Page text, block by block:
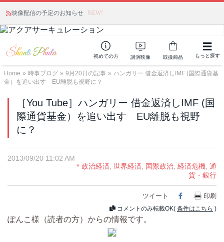
映像配信の予定のお知らせ NEW!
かつて愛されていた人気商品が復活！夏場に活躍するジェルクリーム「アク
アサーキュレーション」💖🏖️ 8月末までの購入でポイント還元も✨
初めての方 講演映像 取扱商品 もっと探す
Home » 時事ブログ » 9月20日の記事 » ハンガリー 借金返済しIMF (国際通貨基
金）を追い出す EU離脱も視野に？
［You Tube］ハンガリー 借金返済しIMF (国
際通貨基金）を追い出す EU離脱も視野
に？
2013/09/20 11:02 AM
＊政治経済 世界経済 国際政治 経済危機 通
貨・銀行
ツイート Facebook
印刷
コメントのみ転載OK( 条件はこちら )
ぽんこ様（読者の方）からの情報です。